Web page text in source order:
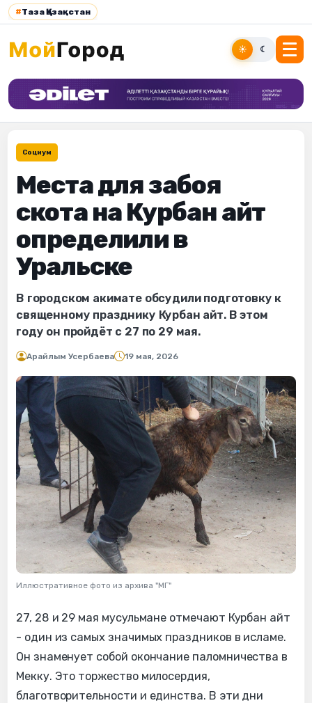
#Таза Қазақстан
☀ ☾
Социум
Места для забоя
скота на Курбан айт
определили в
Уральске
В городском акимате обсудили подготовку к
священному празднику Курбан айт. В этом
году он пройдёт с 27 по 29 мая.
Арайлым Усербаева 19 мая, 2026
Иллюстративное фото из архива "МГ"
27, 28 и 29 мая мусульмане отмечают Курбан айт
- один из самых значимых праздников в исламе.
Он знаменует собой окончание паломничества в
Мекку. Это торжество милосердия,
благотворительности и единства. В эти дни